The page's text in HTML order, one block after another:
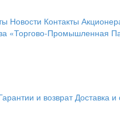
Новости Контакты
«Торгово-Промышленная
и возврат Доставка и